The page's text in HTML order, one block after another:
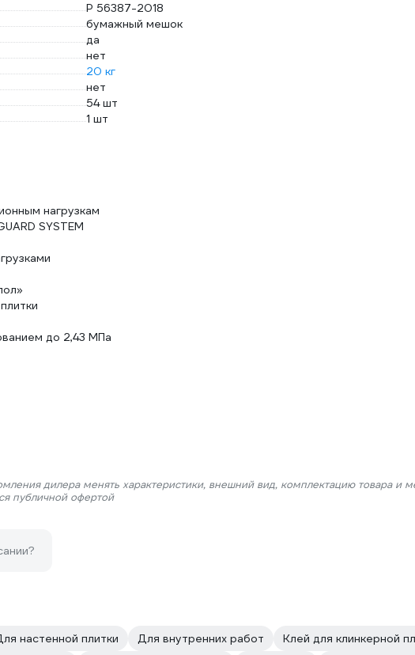
Р 56387-2018
бумажный мешок
да
нет
20 кг
нет
54 шт
1 шт
нагрузкам
SYSTEM
до 2,43 МПа
дилера менять характеристики, внешний вид, комплектацию товара и
публичной офертой
настенной плитки Для внутренних работ Клей для клинкерной